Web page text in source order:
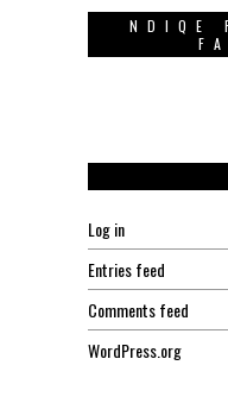
NDIQE
Log in
Entries feed
Comments feed
WordPress.org